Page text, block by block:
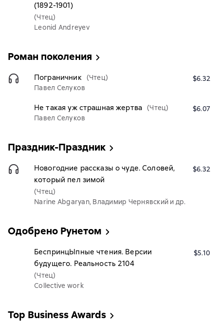
(1892-1901)
(Чтец)
Leonid Andreyev
Роман поколения
Пограничник (Чтец)
Павел Селуков
$6.32
Не такая уж страшная жертва (Чтец)
Павел Селуков
$6.07
Праздник-Праздник
Новогодние рассказы о чуде. Соловей,
который пел зимой
(Чтец)
Narine Abgaryan, Владимир Чернявский и др.
$6.32
Одобрено Рунетом
БеспринцЫпные чтения. Версии
будущего. Реальность 2104
(Чтец)
Collective work
$5.10
Top Business Awards